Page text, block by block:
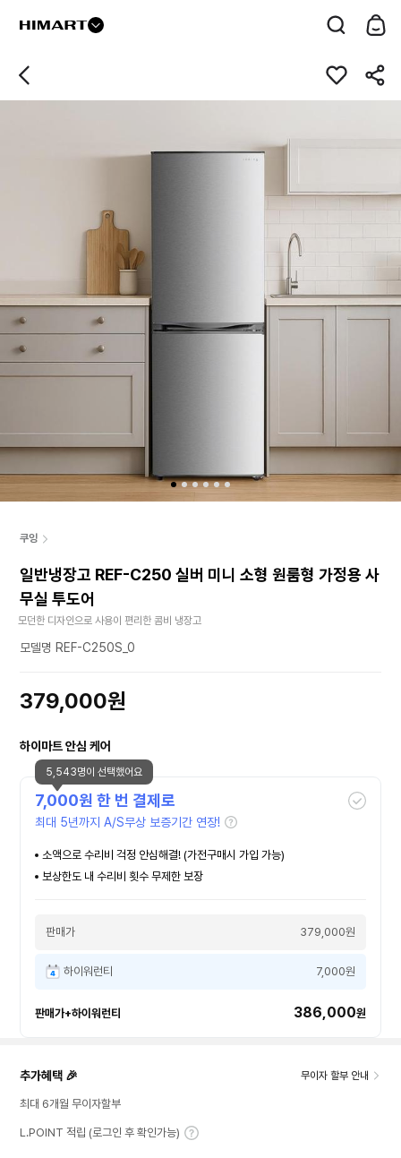
쿠잉
일반냉장고 REF-C250 실버 미니 소형 원룸형 가정용 사
무실 투도어
모던한 디자인으로 사용이 편리한 콤비 냉장고
모델명 REF-C250S_0
379,000원
하이마트 안심 케어
7,000원 한 번 결제로
최대 5년까지 A/S무상 보증기간 연장!
소액으로 수리비 걱정 안심해결! (가전구매시 가입 가능)
보상한도 내 수리비 횟수 무제한 보장
판매가 379,000원
하이워런티 7,000원
판매가+하이워런티 386,000원
5,543명이 선택했어요
추가혜택 🎉 무이자 할부 안내
최대 6개월 무이자할부
L.POINT 적립 (로그인 후 확인가능)